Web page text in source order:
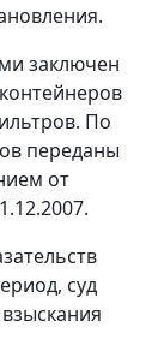
заключен
По
переданы
от
суд